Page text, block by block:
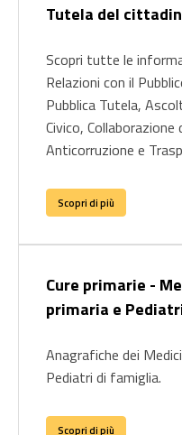
Tutela del
Scopri tutte le
Relazioni con il
Pubblica Tutela,
Civico,
Anticorruzione e
Scopri di più
Cure primarie -
primaria e
Anagrafiche dei
Pediatri di famiglia.
Scopri di più